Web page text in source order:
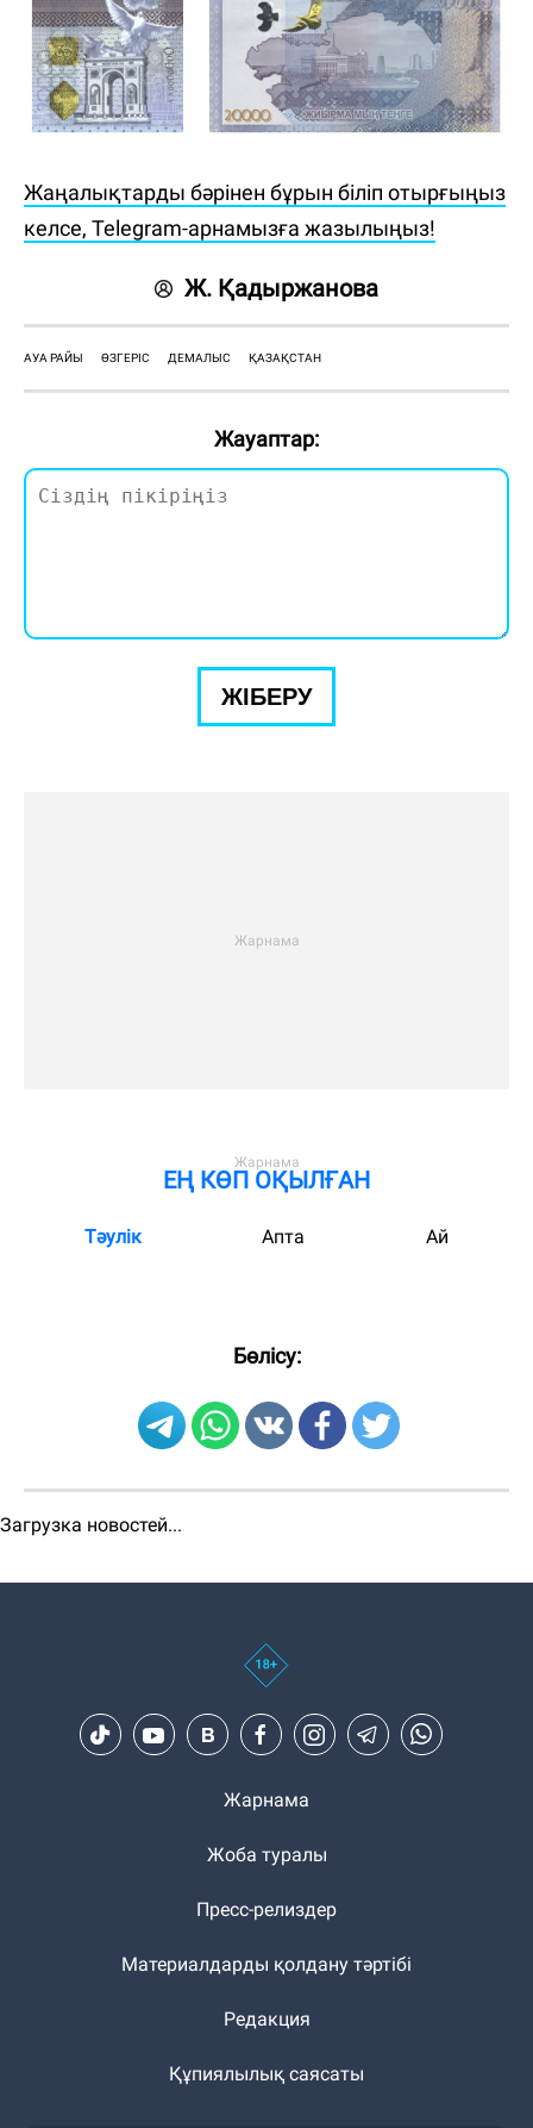
Жаңалықтарды бәрінен бұрын біліп отырғыңыз
келсе, Telegram-арнамызға жазылыңыз!
Ж. Қадыржанова
АУА РАЙЫ ӨЗГЕРІС ДЕМАЛЫС ҚАЗАҚСТАН
Жауаптар:
ЖІБЕРУ
ЕҢ КӨП ОҚЫЛҒАН
Тәулік Апта Ай
Бөлісу:
Загрузка новостей...
Жарнама
Жоба туралы
Пресс-релиздер
Материалдарды қолдану тәртібі
Редакция
Құпиялылық саясаты